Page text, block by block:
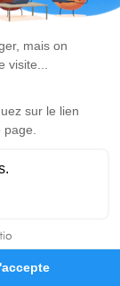
lieu
Gipsy
est